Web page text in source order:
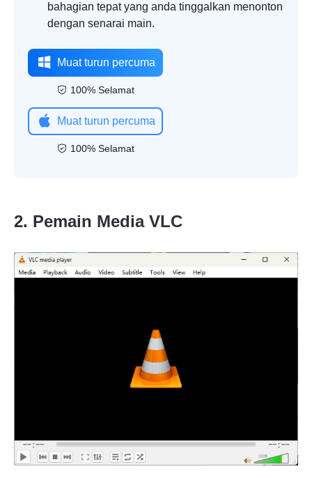
bahagian tepat yang anda tinggalkan menonton
dengan senarai main.
Muat turun percuma
100% Selamat
Muat turun percuma
100% Selamat
2. Pemain Media VLC